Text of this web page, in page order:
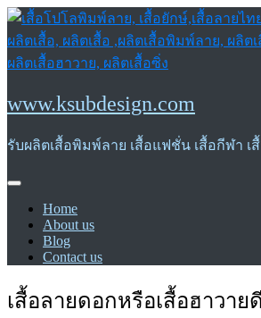
Skip
content
www.ksubdesign.com
รับผลิตเสื้อพิมพ์ลาย เสื้อแฟชั่น เสื้อกีฬา เ
Home
About us
Blog
Contact us
เสื้อลายดอกหรือเสื้อฮาวาย